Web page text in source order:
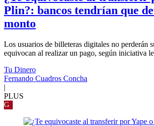
Plin?: bancos tendrían que
monto
Los usuarios de billeteras digitales no perderán
equivocan al realizar un pago, según iniciativa
Tu Dinero
Fernando Cuadros Concha
|
PLUS
G